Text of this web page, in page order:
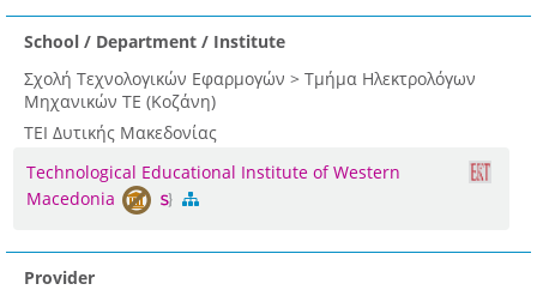
School / Department / Institute
Σχολή Τεχνολογικών Εφαρμογών > Τμήμα Ηλεκτρολόγων
Μηχανικών ΤΕ (Κοζάνη)
ΤΕΙ Δυτικής Μακεδονίας
Technological Educational Institute of Western
Macedonia
Provider